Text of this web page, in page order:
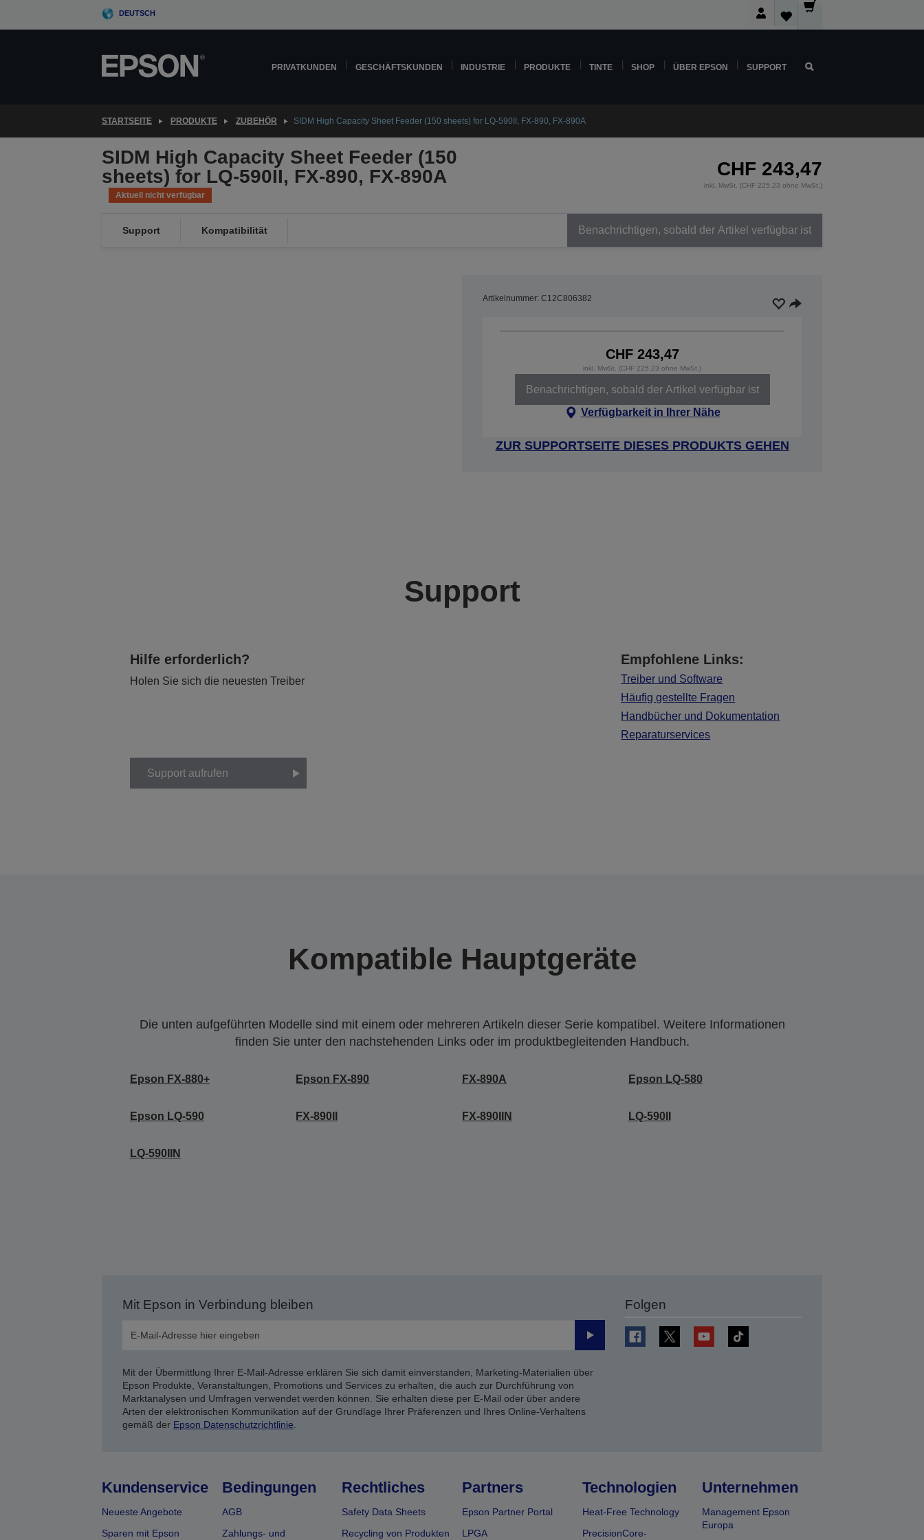
DEUTSCH
PRIVATKUNDEN GESCHÄFTSKUNDEN INDUSTRIE PRODUKTE TINTE SHOP ÜBER EPSON SUPPORT
STARTSEITE PRODUKTE ZUBEHÖR SIDM High Capacity Sheet Feeder (150 sheets) for LQ-590II, FX-890, FX-890A
SIDM High Capacity Sheet Feeder (150
sheets) for LQ-590II, FX-890, FX-890A
Aktuell nicht verfügbar
CHF 243,47
inkl. MwSt. (CHF 225,23 ohne MwSt.)
Support Kompatibilität Benachrichtigen, sobald der Artikel verfügbar ist
Artikelnummer: C12C806382
CHF 243,47
inkl. MwSt. (CHF 225,23 ohne MwSt.)
Benachrichtigen, sobald der Artikel verfügbar ist
Verfügbarkeit in Ihrer Nähe
ZUR SUPPORTSEITE DIESES PRODUKTS GEHEN
Support
Hilfe erforderlich?
Holen Sie sich die neuesten Treiber
Empfohlene Links:
Treiber und Software
Häufig gestellte Fragen
Handbücher und Dokumentation
Reparaturservices
Support aufrufen
Kompatible Hauptgeräte
Die unten aufgeführten Modelle sind mit einem oder mehreren Artikeln dieser Serie kompatibel. Weitere Informationen
finden Sie unter den nachstehenden Links oder im produktbegleitenden Handbuch.
Epson FX-880+ Epson FX-890 FX-890A Epson LQ-580
Epson LQ-590 FX-890II FX-890IIN LQ-590II
LQ-590IIN
Mit Epson in Verbindung bleiben
Senden
Mit der Übermittlung Ihrer E-Mail-Adresse erklären Sie sich damit einverstanden, Marketing-Materialien über
Epson Produkte, Veranstaltungen, Promotions und Services zu erhalten, die auch zur Durchführung von
Marktanalysen und Umfragen verwendet werden können. Sie erhalten diese per E-Mail oder über andere
Arten der elektronischen Kommunikation auf der Grundlage Ihrer Präferenzen und Ihres Online-Verhaltens
gemäß der Epson Datenschutzrichtlinie
Folgen
Kundenservice
Neueste Angebote
Sparen mit Epson
Bedingungen
AGB
Zahlungs- und
Rechtliches
Safety Data Sheets
Recycling von Produkten
Partners
Epson Partner Portal
LPGA
Technologien
Heat-Free Technology
PrecisionCore-
Unternehmen
Management Epson
Europa